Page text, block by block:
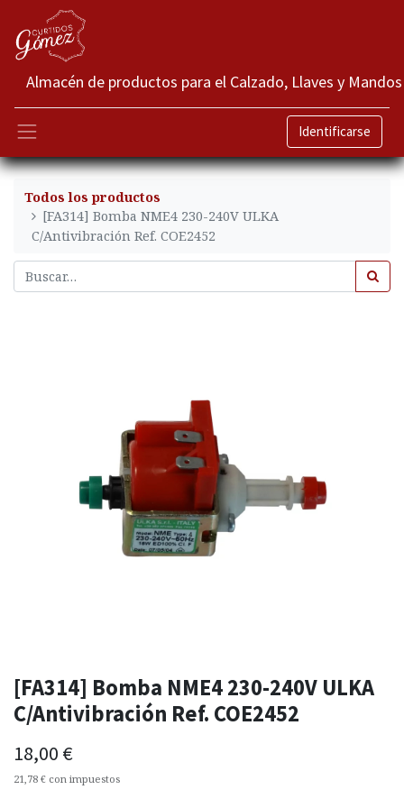
Almacén de productos para el Calzado, Llaves y Mandos
Identificarse
Todos los productos
[FA314] Bomba NME4 230-240V ULKA
C/Antivibración Ref. COE2452
[FA314] Bomba NME4 230-240V ULKA
C/Antivibración Ref. COE2452
18,00 €
21,78 € con impuestos